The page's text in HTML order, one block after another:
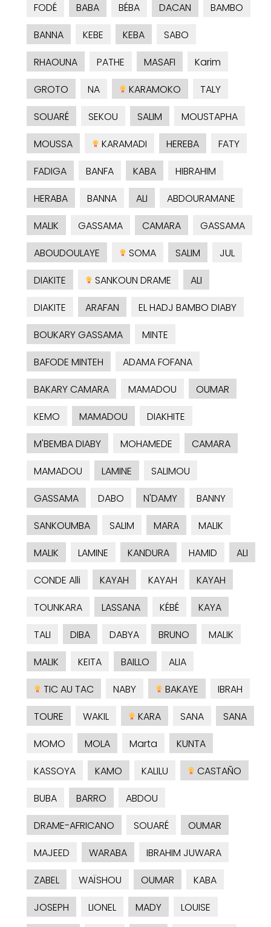
FODÉ
BABA BÉBA DACAN
BAMBO
BANNA
KEBE KEBA
SABO
RHAOUNA
PATHE MASAFI
Karim
GROTO
NA KARAMOKO
TALY
SOUARÉ
SEKOU SALIM
MOUSTAPHA
MOUSSA
KARAMADI HEREBA
FATY
FADIGA
BANFA KABA
HIBRAHIM
HERABA
BANNA ALI
ABDOURAMANE
MALIK
GASSAMA CAMARA
GASSAMA
ABOUDOULAYE
SOMA SALIM
JUL
DIAKITE
SANKOUN DRAME
ALI
DIAKITE
ARAFAN
EL HADJ BAMBO DIABY
BOUKARY GASSAMA
MINTE
BAFODE MINTEH
ADAMA FOFANA
BAKARY CAMARA
MAMADOU
OUMAR
KEMO
MAMADOU
DIAKHITE
M'BEMBA DIABY
MOHAMEDE
CAMARA
MAMADOU
LAMINE
SALIMOU
GASSAMA
DABO N'DAMY
BANNY
SANKOUMBA
SALIM MARA
MALIK
MALIK
LAMINE KANDURA HAMID
ALI
CONDE Alli
KAYAH KAYAH
KAYAH
TOUNKARA
LASSANA KÉBÉ
KAYA
TALI
DIBA DABYA BRUNO
MALIK
MALIK
KEITA BAILLO
ALIA
TIC AU TAC
NABY BAKAYE
IBRAH
TOURE
WAKIL KARA SANA
SANA
MOMO
MOLA Marta
KUNTA
KASSOYA
KAMO KALILU
CASTAÑO
BUBA
BARRO
ABDOU
DRAME-AFRICANO
SOUARÉ
OUMAR
MAJEED
WARABA
IBRAHIM JUWARA
ZABEL
WAÏSHOU OUMAR
KABA
JOSEPH
LIONEL MADY
LOUISE